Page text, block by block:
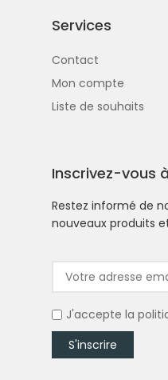
Services
Contact
Mon compte
Liste de souhaits
Inscrivez-vous
Restez informé de
nouveaux produits
J'accepte la